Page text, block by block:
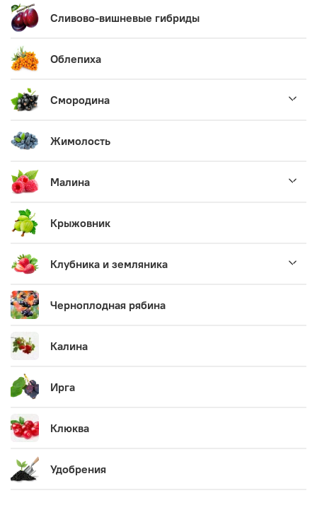
Сливово-вишневые гибриды
Облепиха
Смородина
Жимолость
Малина
Крыжовник
Клубника и земляника
Черноплодная рябина
Калина
Ирга
Клюква
Удобрения